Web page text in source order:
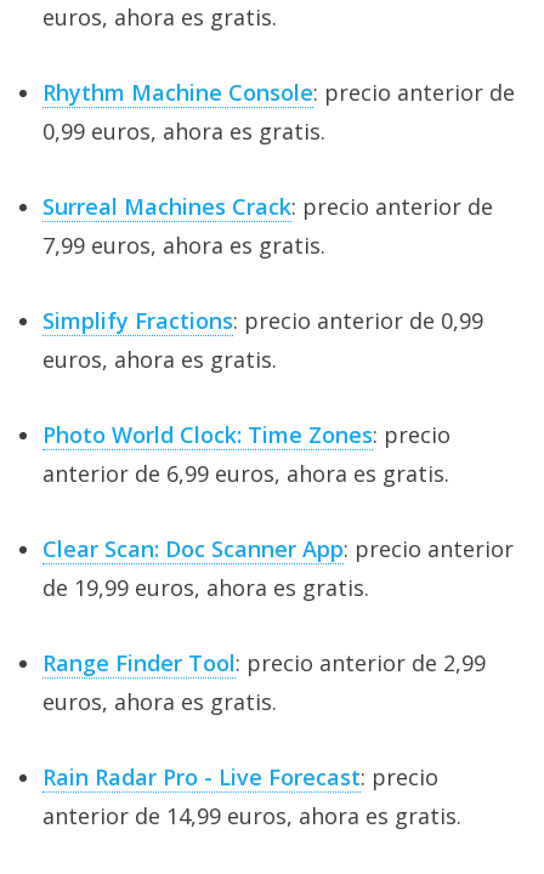
euros, ahora es gratis.
Rhythm Machine Console: precio anterior de
0,99 euros, ahora es gratis.
Surreal Machines Crack: precio anterior de
7,99 euros, ahora es gratis.
Simplify Fractions: precio anterior de 0,99
euros, ahora es gratis.
Photo World Clock: Time Zones: precio
anterior de 6,99 euros, ahora es gratis.
Clear Scan: Doc Scanner App: precio anterior
de 19,99 euros, ahora es gratis.
Range Finder Tool: precio anterior de 2,99
euros, ahora es gratis.
Rain Radar Pro - Live Forecast: precio
anterior de 14,99 euros, ahora es gratis.